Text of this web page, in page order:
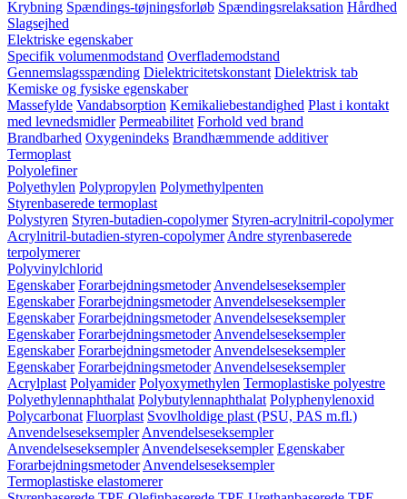
Krybning Spændings-tøjningsforløb Spændingsrelaksation Hårdhed
Slagsejhed
Elektriske egenskaber
Specifik volumenmodstand Overflademodstand
Gennemslagsspænding Dielektricitetskonstant Dielektrisk tab
Kemiske og fysiske egenskaber
Massefylde Vandabsorption Kemikaliebestandighed Plast i kontakt
med levnedsmidler Permeabilitet Forhold ved brand
Brandbarhed Oxygenindeks Brandhæmmende additiver
Termoplast
Polyolefiner
Polyethylen Polypropylen Polymethylpenten
Styrenbaserede termoplast
Polystyren Styren-butadien-copolymer Styren-acrylnitril-copolymer
Acrylnitril-butadien-styren-copolymer Andre styrenbaserede
terpolymerer
Polyvinylchlorid
Egenskaber Forarbejdningsmetoder Anvendelseseksempler
Egenskaber Forarbejdningsmetoder Anvendelseseksempler
Egenskaber Forarbejdningsmetoder Anvendelseseksempler
Egenskaber Forarbejdningsmetoder Anvendelseseksempler
Egenskaber Forarbejdningsmetoder Anvendelseseksempler
Egenskaber Forarbejdningsmetoder Anvendelseseksempler
Acrylplast Polyamider Polyoxymethylen Termoplastiske polyestre
Polyethylennaphthalat Polybutylennaphthalat Polyphenylenoxid
Polycarbonat Fluorplast Svovlholdige plast (PSU, PAS m.fl.)
Anvendelseseksempler Anvendelseseksempler
Anvendelseseksempler Anvendelseseksempler Egenskaber
Forarbejdningsmetoder Anvendelseseksempler
Termoplastiske elastomerer